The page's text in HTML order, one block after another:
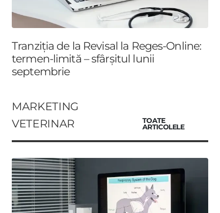
Tranziția de la Revisal la Reges-Online:
termen-limită – sfârșitul lunii
septembrie
MARKETING
VETERINAR
TOATE
ARTICOLELE